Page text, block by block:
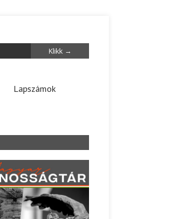
Lapszámok